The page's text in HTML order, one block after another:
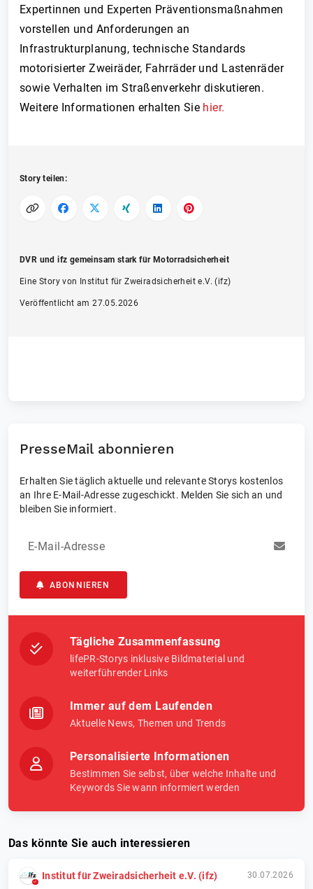
Expertinnen und Experten Präventionsmaßnahmen
vorstellen und Anforderungen an
Infrastrukturplanung, technische Standards
motorisierter Zweiräder, Fahrräder und Lastenräder
sowie Verhalten im Straßenverkehr diskutieren.
Weitere Informationen erhalten Sie hier.
Story teilen:
DVR und ifz gemeinsam stark für Motorradsicherheit
Eine Story von Institut für Zweiradsicherheit e.V. (ifz)
Veröffentlicht am 27.05.2026
PresseMail abonnieren
Erhalten Sie täglich aktuelle und relevante Storys kostenlos
an Ihre E-Mail-Adresse zugeschickt. Melden Sie sich an und
bleiben Sie informiert.
E-Mail-Adresse
ABONNIEREN
Tägliche Zusammenfassung
lifePR-Storys inklusive Bildmaterial und
weiterführender Links
Immer auf dem Laufenden
Aktuelle News, Themen und Trends
Personalisierte Informationen
Bestimmen Sie selbst, über welche Inhalte und
Keywords Sie wann informiert werden
Das könnte Sie auch interessieren
Institut für Zweiradsicherheit e.V. (ifz) 30.07.2026